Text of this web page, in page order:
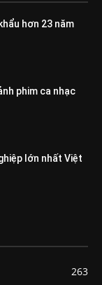
hơn 23 năm
phim ca nhạc
lớn nhất Việt
263